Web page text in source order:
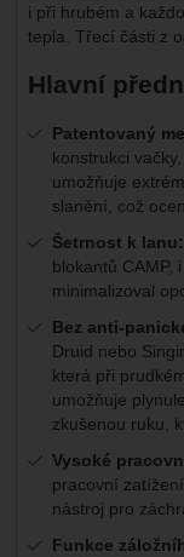
i při hrubém a
tepla. Třecí části z
Hlavní
Patentovaný
konstrukci
umožňuje
slanění, což
Šetrnost k lanu:
blokantů CAMP,
minimalizoval
Bez anti-
Druid nebo
která při
umožňuje
zkušenou ruku,
Vysoké
pracovní
nástroj pro
Funkce